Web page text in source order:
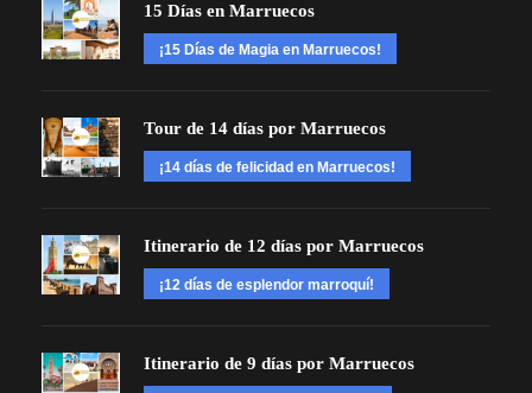
15 Días en Marruecos
¡15 Días de Magia en Marruecos!
Tour de 14 días por Marruecos
¡14 días de felicidad en Marruecos!
Itinerario de 12 días por Marruecos
¡12 días de esplendor marroquí!
Itinerario de 9 días por Marruecos